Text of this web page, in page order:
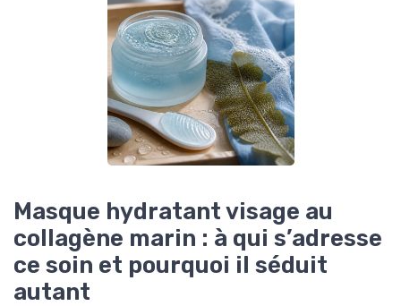
Masque hydratant visage au
collagène marin : à qui s’adresse
ce soin et pourquoi il séduit
autant